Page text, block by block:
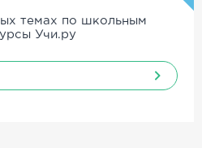
темах по школьным
Учи.ру